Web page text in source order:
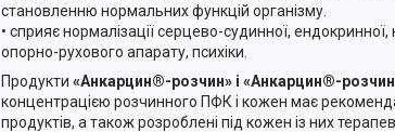
становленню нормальних функцій організму.
• сприяє нормалізації серцево-судинної,
опорно-рухового апарату, психіки.
Продукти «Анкарцин®-розчин» і «Анкарцин®-розчин
концентрацією розчинного ПФК і кожен має
продуктів, а також розроблені під кожен із них